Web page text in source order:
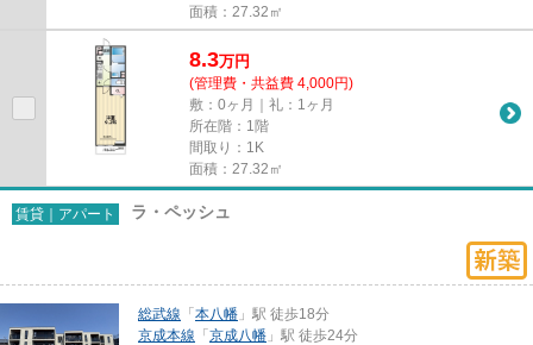
面積：27.32㎡
8.3万円
(管理費・共益費 4,000円)
敷：0ヶ月｜礼：1ヶ月
所在階：1階
間取り：1K
面積：27.32㎡
賃貸｜アパート ラ・ペッシュ
総武線 「 本八幡 」駅 徒歩18分
京成本線 「 京成八幡 」駅 徒歩24分